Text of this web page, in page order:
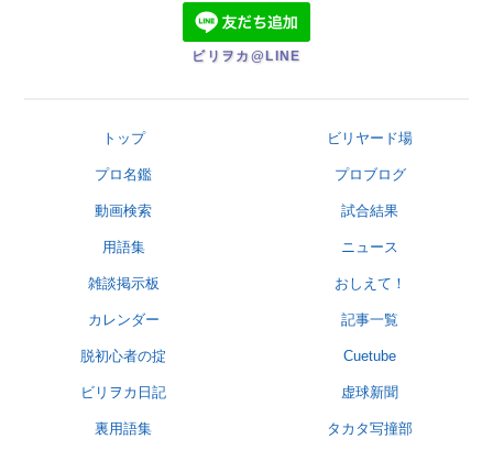
ビリヲカ@LINE
トップ ビリヤード場
プロ名鑑 プロブログ
動画検索 試合結果
用語集 ニュース
雑談掲示板 おしえて！
カレンダー 記事一覧
脱初心者の掟 Cuetube
ビリヲカ日記 虚球新聞
裏用語集 タカタ写撞部